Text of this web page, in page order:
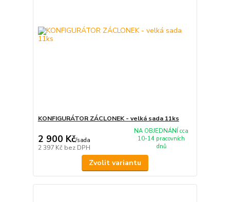
KONFIGURÁTOR ZÁCLONEK - velká sada 11ks
2 900 Kč/sada
2 397 Kč bez DPH
NA OBJEDNÁNÍ cca
10-14 pracovních
dnů
Zvolit variantu